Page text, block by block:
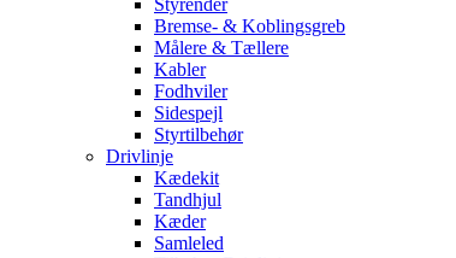
Styrender
Bremse- & Koblingsgreb
Målere & Tællere
Kabler
Fodhviler
Sidespejl
Styrtilbehør
Drivlinje
Kædekit
Tandhjul
Kæder
Samleled